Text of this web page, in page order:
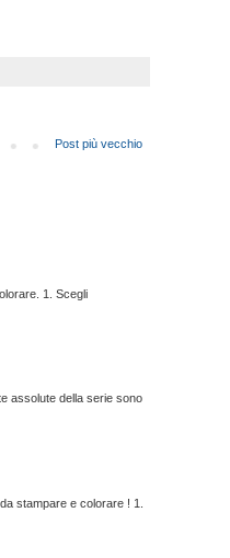
Post più vecchio
1. Scegli
assolute della serie sono
stampare e colorare ! 1.